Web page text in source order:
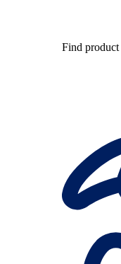
Find product